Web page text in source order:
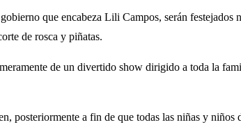
que encabeza Lili Campos, serán festejados
de rosca y piñatas.
de un divertido show dirigido a toda la
posteriormente a fin de que todas las niñas y niños